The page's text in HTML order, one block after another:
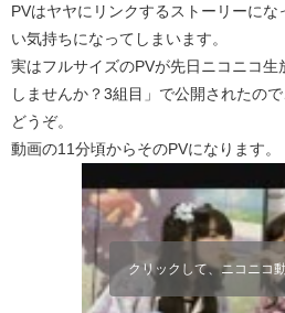
PVはヤヤにリンクするストーリーに
い気持ちになってしまいます。
実はフルサイズのPVが先日ニコニコ生
しませんか？3組目」で公開されたの
どうぞ。
動画の11分頃からそのPVになります。
クリックして、ニコニコ